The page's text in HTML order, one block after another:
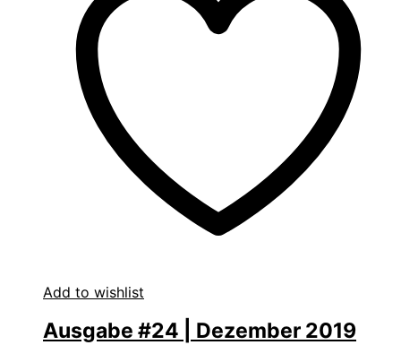
Add to wishlist
Ausgabe #24 | Dezember 2019